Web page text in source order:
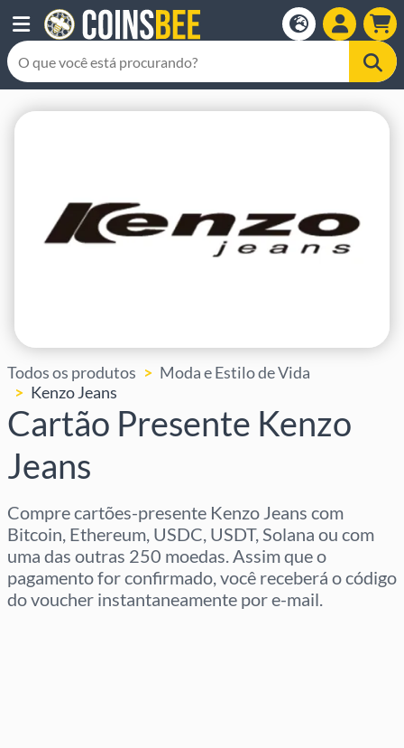
Todos os produtos
Moda e Estilo de Vida
Kenzo Jeans
Cartão Presente Kenzo
Jeans
Compre cartões-presente Kenzo Jeans com
Bitcoin, Ethereum, USDC, USDT, Solana ou com
uma das outras 250 moedas. Assim que o
pagamento for confirmado, você receberá o código
do voucher instantaneamente por e-mail.